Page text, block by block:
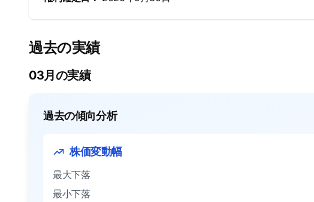
過去の実績
03月の実績
過去の傾向分析
株価変動幅
最大下落
最小下落